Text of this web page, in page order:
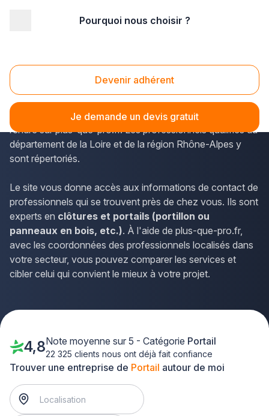
Pourquoi nous choisir ?
Devenir adhérent
Je demande un devis gratuit
Portail Rive-de-Gier (42800)
Afin de trouver les coordonnées des poseurs de clôtures
et portails accessibles à Rive-de-Gier, vous pouvez vous
rendre sur plus-que-pro.fr. Les professionnels qualifiés du
département de la Loire et de la région Rhône-Alpes y
sont répertoriés.
Le site vous donne accès aux informations de contact de
professionnels qui se trouvent près de chez vous. Ils sont
experts en clôtures et portails (portillon ou
panneaux en bois, etc.). À l'aide de plus-que-pro.fr,
avec les coordonnées des professionnels localisés dans
votre secteur, vous pouvez comparer les services et
cibler celui qui convient le mieux à votre projet.
Trouver une entreprise de Portail autour de moi
4,8Note moyenne sur 5 - Catégorie Portail
22 325 clients nous ont déjà fait confiance